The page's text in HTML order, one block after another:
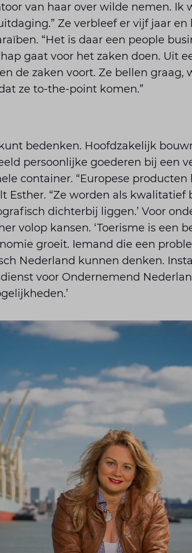
van haar over wilde nemen. Ik
Ze verbleef er vijf jaar en
“Het is daar een people
gaat voor het zaken doen. Uit
de zaken voort. Ze bellen graag,
ze to-the-point komen.”
beden­ken. Hoofdzakelijk
persoonlijke goederen bij een
container. “Euro­pese producten
Esther. “Ze worden als kwalitatief
dichterbij liggen.’ Voor
volop kansen. ‘Toerisme is een
groeit. Iemand die een
Nederland kunnen denken.
voor Ondernemend